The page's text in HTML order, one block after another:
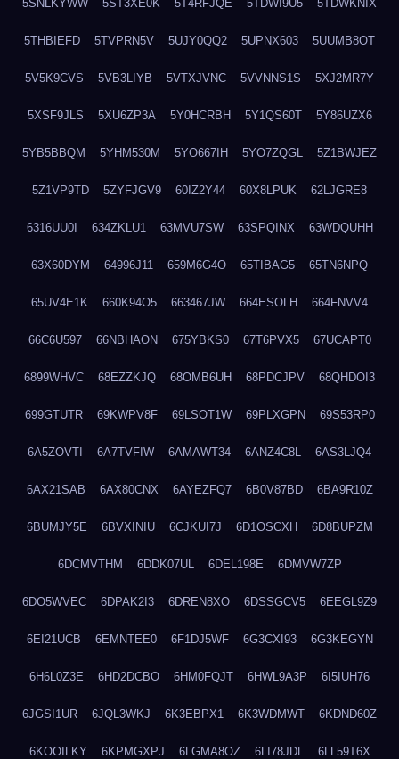
5SNLKYWW 5ST3XE0K 5T4RFJQE 5TDWI9U5 5TDWKNIX
5THBIEFD 5TVPRN5V 5UJY0QQ2 5UPNX603 5UUMB8OT
5V5K9CVS 5VB3LIYB 5VTXJVNC 5VVNNS1S 5XJ2MR7Y
5XSF9JLS 5XU6ZP3A 5Y0HCRBH 5Y1QS60T 5Y86UZX6
5YB5BBQM 5YHM530M 5YO667IH 5YO7ZQGL 5Z1BWJEZ
5Z1VP9TD 5ZYFJGV9 60IZ2Y44 60X8LPUK 62LJGRE8
6316UU0I 634ZKLU1 63MVU7SW 63SPQINX 63WDQUHH
63X60DYM 64996J11 659M6G4O 65TIBAG5 65TN6NPQ
65UV4E1K 660K94O5 663467JW 664ESOLH 664FNVV4
66C6U597 66NBHAON 675YBKS0 67T6PVX5 67UCAPT0
6899WHVC 68EZZKJQ 68OMB6UH 68PDCJPV 68QHDOI3
699GTUTR 69KWPV8F 69LSOT1W 69PLXGPN 69S53RP0
6A5ZOVTI 6A7TVFIW 6AMAWT34 6ANZ4C8L 6AS3LJQ4
6AX21SAB 6AX80CNX 6AYEZFQ7 6B0V87BD 6BA9R10Z
6BUMJY5E 6BVXINIU 6CJKUI7J 6D1OSCXH 6D8BUPZM
6DCMVTHM 6DDK07UL 6DEL198E 6DMVW7ZP
6DO5WVEC 6DPAK2I3 6DREN8XO 6DSSGCV5 6EEGL9Z9
6EI21UCB 6EMNTEE0 6F1DJ5WF 6G3CXI93 6G3KEGYN
6H6L0Z3E 6HD2DCBO 6HM0FQJT 6HWL9A3P 6I5IUH76
6JGSI1UR 6JQL3WKJ 6K3EBPX1 6K3WDMWT 6KDND60Z
6KOOILKY 6KPMGXPJ 6LGMA8OZ 6LI78JDL 6LL59T6X